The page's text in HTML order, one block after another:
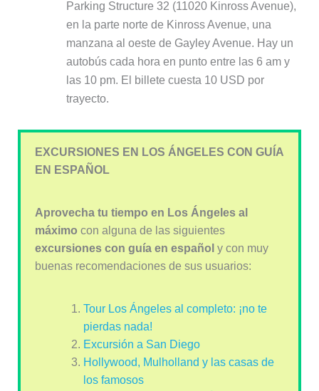
Parking Structure 32 (11020 Kinross Avenue),
en la parte norte de Kinross Avenue, una
manzana al oeste de Gayley Avenue. Hay un
autobús cada hora en punto entre las 6 am y
las 10 pm. El billete cuesta 10 USD por
trayecto.
EXCURSIONES EN LOS ÁNGELES CON GUÍA
EN ESPAÑOL
Aprovecha tu tiempo en Los Ángeles al
máximo con alguna de las siguientes
excursiones con guía en español y con muy
buenas recomendaciones de sus usuarios:
Tour Los Ángeles al completo: ¡no te
pierdas nada!
Excursión a San Diego
Hollywood, Mulholland y las casas de
los famosos